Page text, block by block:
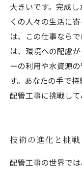
大きいです。完成
くの人々の生活に
は、この仕事なら
は、環境への配慮
ーの利用や水資源
す。あなたの手で
配管工事に挑戦し
技術の進化と挑
配管工事の世界で